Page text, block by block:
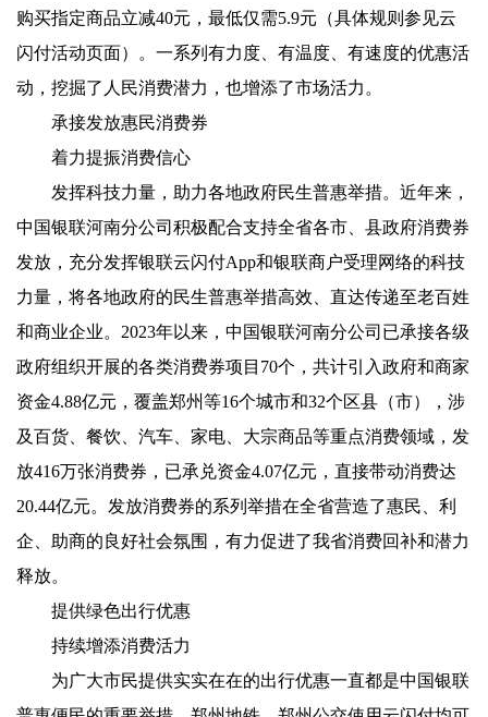
购买指定商品立减40元，最低仅需5.9元（具体规则参见云
闪付活动页面）。一系列有力度、有温度、有速度的优惠活
动，挖掘了人民消费潜力，也增添了市场活力。
承接发放惠民消费券
着力提振消费信心
发挥科技力量，助力各地政府民生普惠举措。近年来，
中国银联河南分公司积极配合支持全省各市、县政府消费券
发放，充分发挥银联云闪付App和银联商户受理网络的科技
力量，将各地政府的民生普惠举措高效、直达传递至老百姓
和商业企业。2023年以来，中国银联河南分公司已承接各级
政府组织开展的各类消费券项目70个，共计引入政府和商家
资金4.88亿元，覆盖郑州等16个城市和32个区县（市），涉
及百货、餐饮、汽车、家电、大宗商品等重点消费领域，发
放416万张消费券，已承兑资金4.07亿元，直接带动消费达
20.44亿元。发放消费券的系列举措在全省营造了惠民、利
企、助商的良好社会氛围，有力促进了我省消费回补和潜力
释放。
提供绿色出行优惠
持续增添消费活力
为广大市民提供实实在在的出行优惠一直都是中国银联